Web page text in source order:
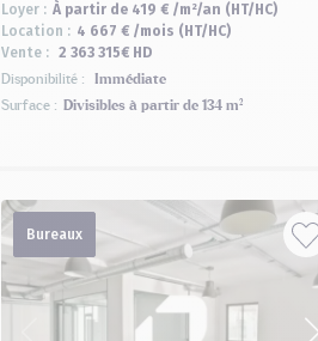
Loyer : À partir de 419 € /m²/an (HT/HC)
Location : 4 667 € /mois (HT/HC)
Vente : 2 363 315€ HD
Disponibilité :
Immédiate
Surface :
Divisibles à partir de 134 m²
Bureaux